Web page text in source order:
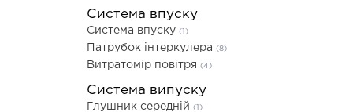
Система впуску
Система впуску (1)
Патрубок інтеркулера (8)
Витратомір повітря (4)
Система випуску
Глушник середній (1)